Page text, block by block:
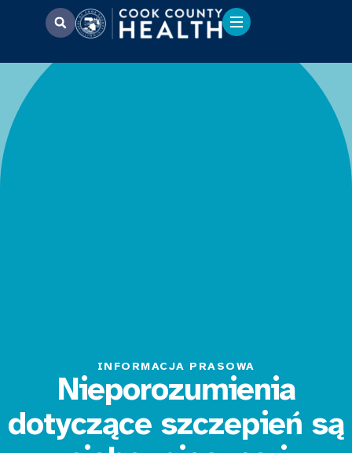
INFORMACJA PRASOWA
Nieporozumienia
dotyczące szczepień są